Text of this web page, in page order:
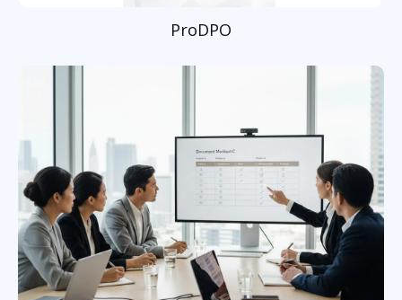
ProDPO